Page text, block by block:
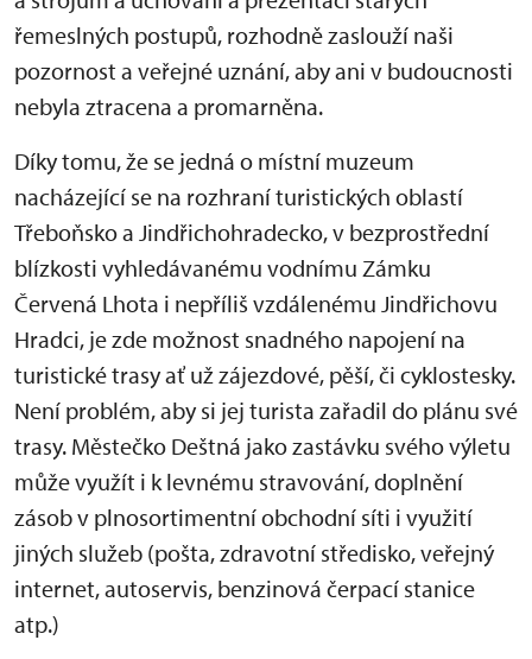
řemeslných postupů, rozhodně zaslouží naši
pozornost a veřejné uznání, aby ani v budoucnosti
nebyla ztracena a promarněna.
Díky tomu, že se jedná o místní muzeum
nacházející se na rozhraní turistických oblastí
Třeboňsko a Jindřichohradecko, v bezprostřední
blízkosti vyhledávanému vodnímu Zámku
Červená Lhota i nepříliš vzdálenému Jindřichovu
Hradci, je zde možnost snadného napojení na
turistické trasy ať už zájezdové, pěší, či cyklostesky.
Není problém, aby si jej turista zařadil do plánu své
trasy. Městečko Deštná jako zastávku svého výletu
může využít i k levnému stravování, doplnění
zásob v plnosortimentní obchodní síti i využití
jiných služeb (pošta, zdravotní středisko, veřejný
internet, autoservis, benzinová čerpací stanice
atp.)